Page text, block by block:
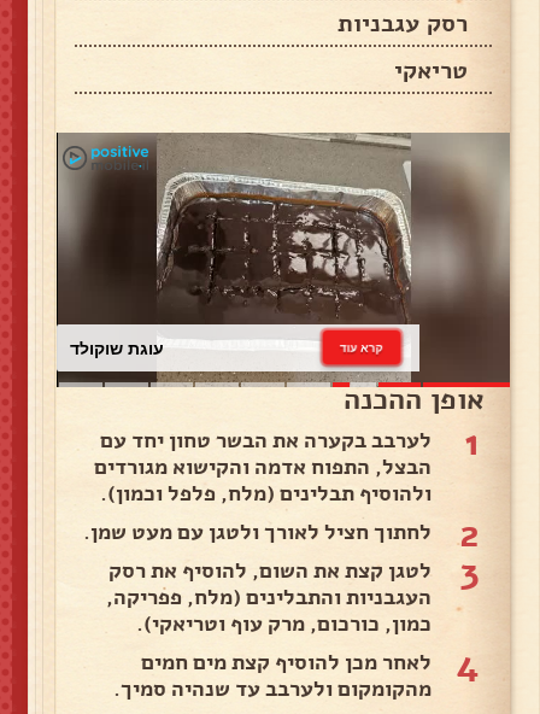
רסק עגבניות
טריאקי
עוגת שוקולד קרא עוד
אופן ההכנה
1
לערבב בקערה את הבשר טחון יחד עם
הבצל, התפוח אדמה והקישוא מגורדים
ולהוסיף תבלינים (מלח, פלפל וכמון).
2 לחתוך חציל לאורך ולטגן עם מעט שמן.
3
לטגן קצת את השום, להוסיף את רסק
העגבניות והתבלינים (מלח, פפריקה,
כמון, כורכום, מרק עוף וטריאקי).
4
לאחר מכן להוסיף קצת מים חמים
מהקומקום ולערבב עד שנהיה סמיך.